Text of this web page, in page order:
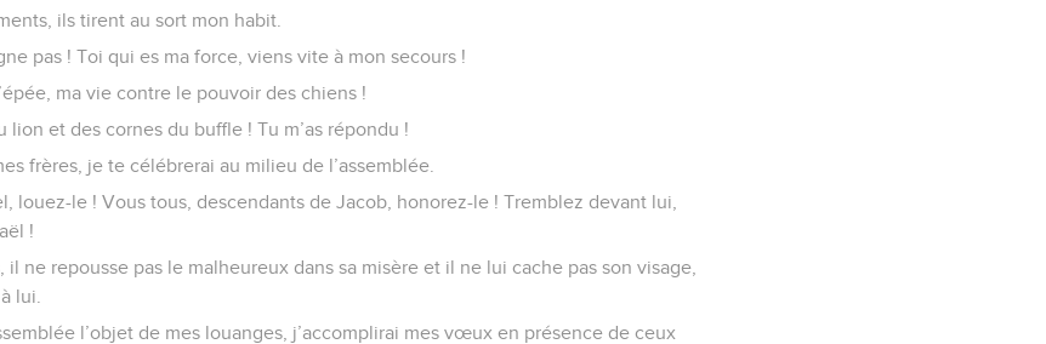
ils tirent au sort mon habit.
pas ! Toi qui es ma force, viens vite à mon secours !
ma vie contre le pouvoir des chiens !
lion et des cornes du buffle ! Tu m’as répondu !
frères, je te célébrerai au milieu de l’assemblée.
louez-le ! Vous tous, descendants de Jacob, honorez-le ! Tremblez devant lui,
!
il ne repousse pas le malheureux dans sa misère et il ne lui cache pas son visage,
lui.
l’objet de mes louanges, j’accomplirai mes vœux en présence de ceux